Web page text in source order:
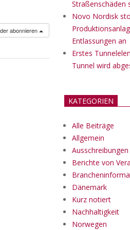
abonnieren
Straßenschäden
Novo Nordisk
Entlassungen an
Erstes
Tunnel wird
KATEGORIEN
Alle Beiträge
Allgemein
Ausschreibungen
Berichte von
Dänemark
Kurz notiert
Nachhaltigkeit
Norwegen